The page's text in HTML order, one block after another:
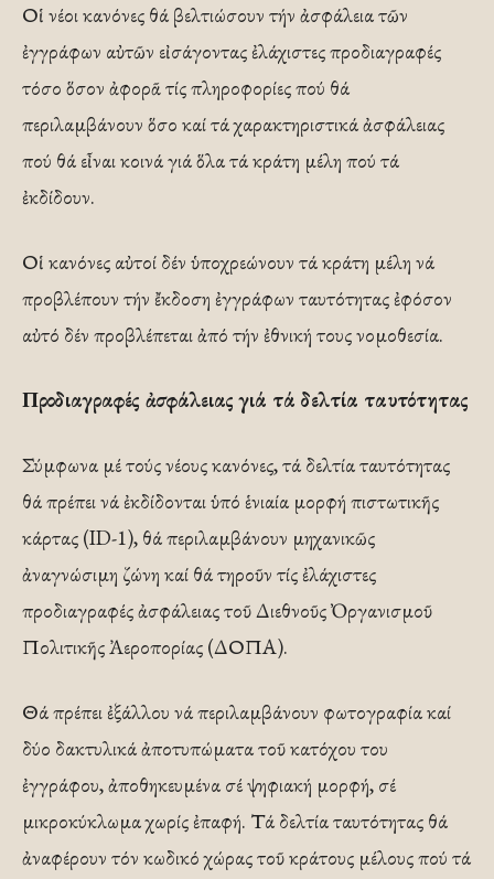
Οἱ νέοι κανόνες θά βελτιώσουν τήν ἀσφάλεια τῶν
ἐγγράφων αὐτῶν εἰσάγοντας ἐλάχιστες προδιαγραφές
τόσο ὅσον ἀφορᾶ τίς πληροφορίες πού θά
περιλαμβάνουν ὅσο καί τά χαρακτηριστικά ἀσφάλειας
πού θά εἶναι κοινά γιά ὅλα τά κράτη μέλη πού τά
ἐκδίδουν.
Οἱ κανόνες αὐτοί δέν ὑποχρεώνουν τά κράτη μέλη νά
προβλέπουν τήν ἔκδοση ἐγγράφων ταυτότητας ἐφόσον
αὐτό δέν προβλέπεται ἀπό τήν ἐθνική τους νομοθεσία.
Προδιαγραφές ἀσφάλειας γιά τά δελτία ταυτότητας
Σύμφωνα μέ τούς νέους κανόνες, τά δελτία ταυτότητας
θά πρέπει νά ἐκδίδονται ὑπό ἑνιαία μορφή πιστωτικῆς
κάρτας (ID-1), θά περιλαμβάνουν μηχανικῶς
ἀναγνώσιμη ζώνη καί θά τηροῦν τίς ἐλάχιστες
προδιαγραφές ἀσφάλειας τοῦ Διεθνοῦς Ὀργανισμοῦ
Πολιτικῆς Ἀεροπορίας (ΔΟΠΑ).
Θά πρέπει ἐξάλλου νά περιλαμβάνουν φωτογραφία καί
δύο δακτυλικά ἀποτυπώματα τοῦ κατόχου του
ἐγγράφου, ἀποθηκευμένα σέ ψηφιακή μορφή, σέ
μικροκύκλωμα χωρίς ἐπαφή. Τά δελτία ταυτότητας θά
ἀναφέρουν τόν κωδικό χώρας τοῦ κράτους μέλους πού τά